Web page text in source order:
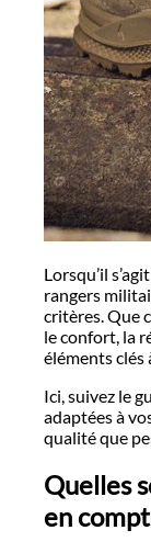
Lorsqu’il
rangers
critères. Que
le confort, la
éléments clés
Ici, suivez le
adaptées à
qualité que
Quelles
en